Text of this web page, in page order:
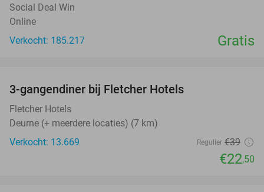
Social Deal Win
Online
Verkocht: 185.217
Gratis
3-gangendiner bij Fletcher Hotels
Fletcher Hotels
Deurne (+ meerdere locaties) (7 km)
Verkocht: 13.669
Regulier €39
€22,50